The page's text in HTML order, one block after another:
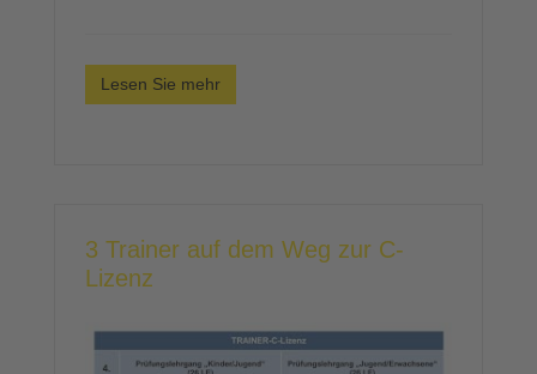
Lesen Sie mehr
3 Trainer auf dem Weg zur C-
Lizenz